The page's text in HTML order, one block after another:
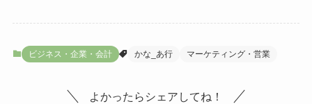
ビジネス・企業・会計 かな_あ行 マーケティング・営業
よかったらシェアしてね！